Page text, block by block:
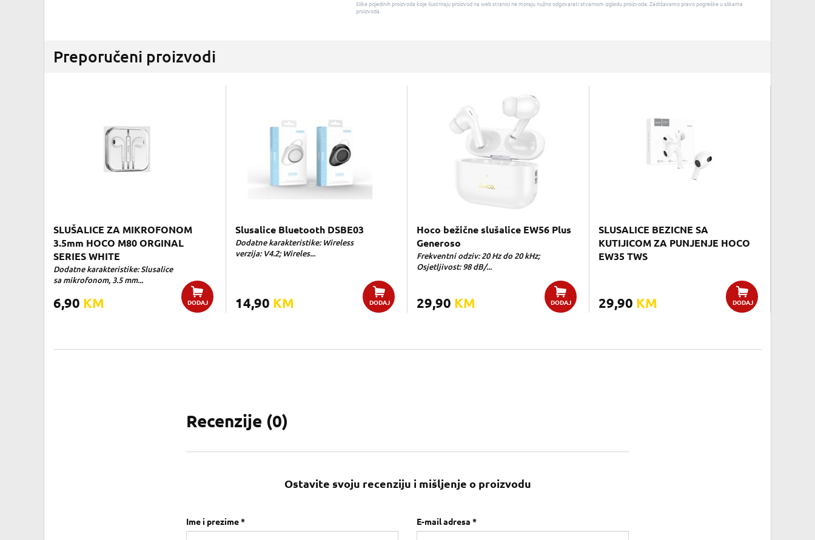
Slike pojedinih proizvoda koje ilustriraju proizvod na web stranici ne moraju nužno odgovarati stvarnom izgledu proizvoda. Zadržavamo pravo pogreške u slikama
proizvoda.
Preporučeni proizvodi
SLUŠALICE ZA MIKROFONOM
3.5mm HOCO M80 ORGINAL
SERIES WHITE
Dodatne karakteristike: Slusalice
sa mikrofonom, 3.5 mm...
6,90 KM DODAJ
Slusalice Bluetooth DSBE03
Dodatne karakteristike: Wireless
verzija: V4.2; Wireles...
14,90 KM DODAJ
Hoco bežične slušalice EW56 Plus
Generoso
Frekventni odziv: 20 Hz do 20 kHz;
Osjetljivost: 98 dB/...
29,90 KM DODAJ
SLUSALICE BEZICNE SA
KUTIJICOM ZA PUNJENJE HOCO
EW35 TWS
29,90 KM DODAJ
Recenzije (0)
Ostavite svoju recenziju i mišljenje o proizvodu
Ime i prezime * E-mail adresa *